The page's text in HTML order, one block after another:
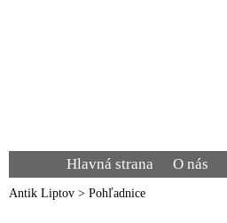
Hlavná strana O nás
Antik Liptov > Pohľadnice